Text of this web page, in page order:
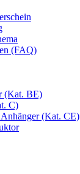
(FAQ)
(Kat. BE)
C)
(Kat. CE)